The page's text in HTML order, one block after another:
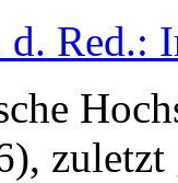
d. Red.: